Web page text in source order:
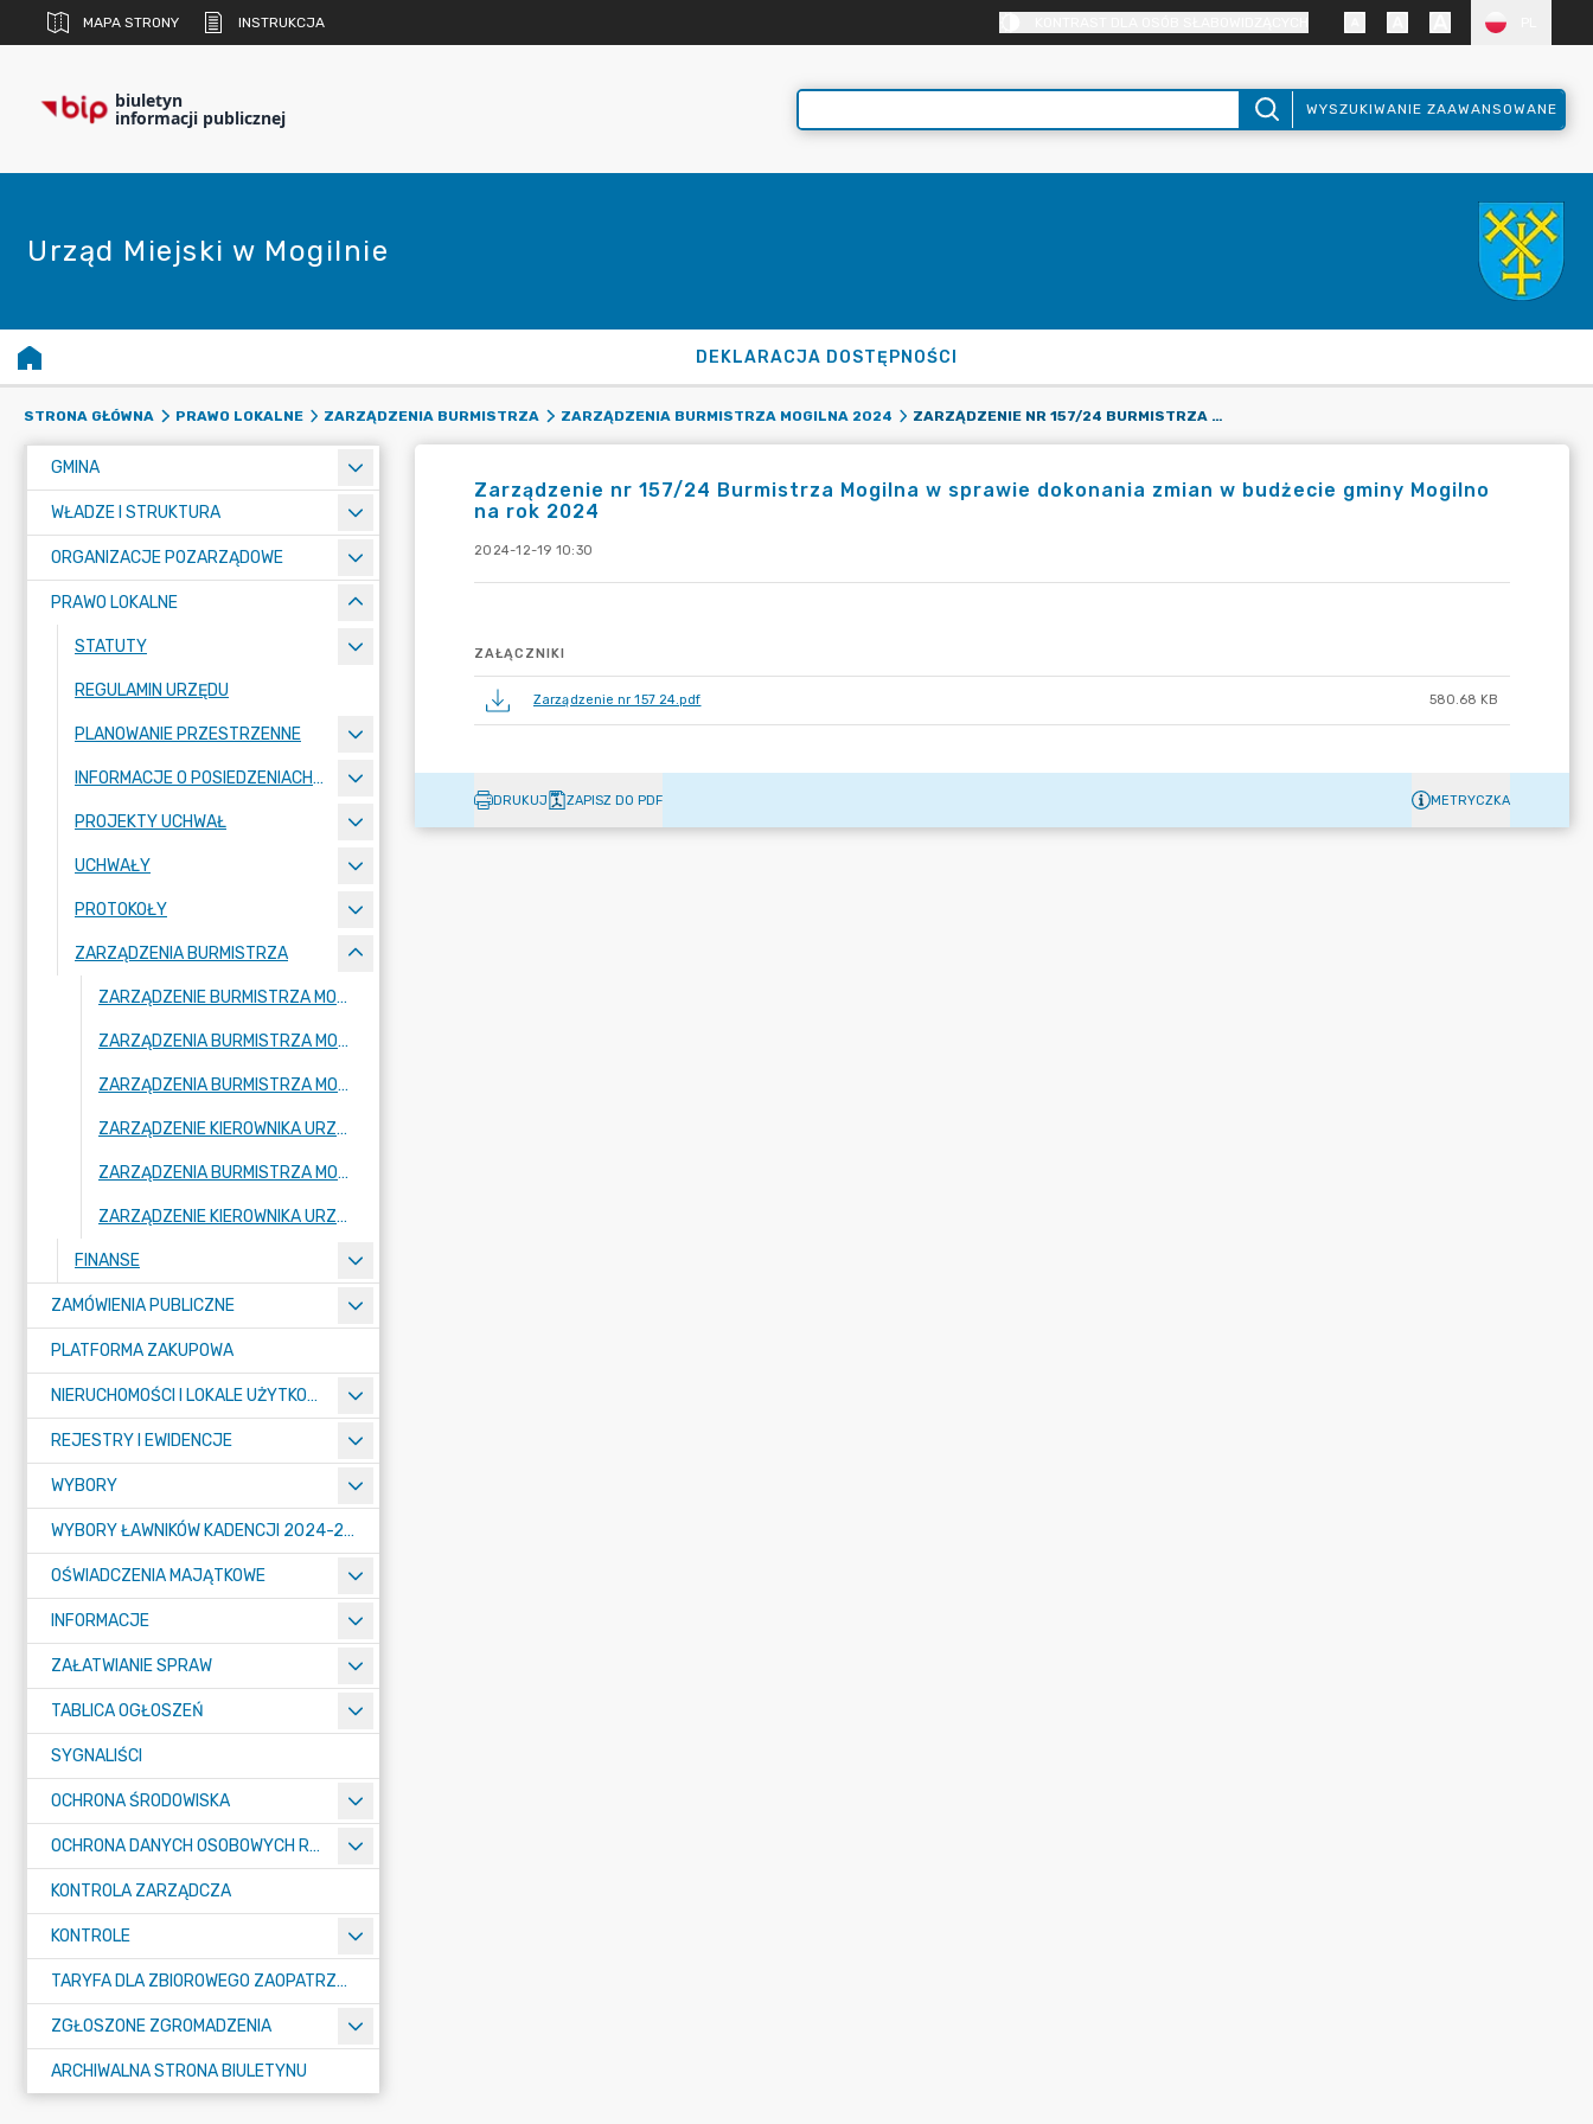
MAPA STRONY INSTRUKCJA
biuletyn
informacji publicznej WYSZUKIWANIE ZAAWANSOWANE
Urząd Miejski w Mogilnie
DEKLARACJA DOSTĘPNOŚCI
STRONA GŁÓWNA PRAWO LOKALNE ZARZĄDZENIA BURMISTRZA ZARZĄDZENIA BURMISTRZA MOGILNA 2024 ZARZĄDZENIE NR 157/24 BURMISTRZA MOGILNA W SPRAWIE DOKONANIA ZMIAN W BUDŻECIE GMINY MOGILNO NA ROK 2024
GMINA
WŁADZE I STRUKTURA
ORGANIZACJE POZARZĄDOWE
PRAWO LOKALNE
STATUTY
REGULAMIN URZĘDU
PLANOWANIE PRZESTRZENNE
INFORMACJE O POSIEDZENIACH KOMISJI
PROJEKTY UCHWAŁ
UCHWAŁY
PROTOKOŁY
ZARZĄDZENIA BURMISTRZA
ZARZĄDZENIE BURMISTRZA MOGILNA 2026
ZARZĄDZENIA BURMISTRZA MOGILNA 2025
ZARZĄDZENIA BURMISTRZA MOGILNA 2024
ZARZĄDZENIE KIEROWNIKA URZĘDU 2024
ZARZĄDZENIA BURMISTRZA MOGILNA 2023
ZARZĄDZENIE KIEROWNIKA URZĘDU 2023
FINANSE
ZAMÓWIENIA PUBLICZNE
PLATFORMA ZAKUPOWA
NIERUCHOMOŚCI I LOKALE UŻYTKOWE
REJESTRY I EWIDENCJE
WYBORY
WYBORY ŁAWNIKÓW KADENCJI 2024-2027
OŚWIADCZENIA MAJĄTKOWE
INFORMACJE
ZAŁATWIANIE SPRAW
TABLICA OGŁOSZEŃ
SYGNALIŚCI
OCHRONA ŚRODOWISKA
OCHRONA DANYCH OSOBOWYCH RODO
KONTROLA ZARZĄDCZA
KONTROLE
TARYFA DLA ZBIOROWEGO ZAOPATRZENIA W WODĘ I ZBIOROWEGO ODPROWADZANIA ŚCIEKÓW
ZGŁOSZONE ZGROMADZENIA
ARCHIWALNA STRONA BIULETYNU
Zarządzenie nr 157/24 Burmistrza Mogilna w sprawie dokonania zmian w budżecie gminy Mogilno
na rok 2024
2024-12-19 10:30
ZAŁĄCZNIKI
Zarządzenie nr 157 24.pdf 580.68 KB
DRUKUJ ZAPISZ DO PDF METRYCZKA